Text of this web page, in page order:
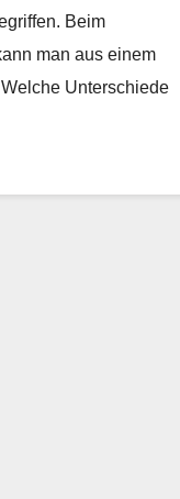
Beim
man aus einem
Unterschiede